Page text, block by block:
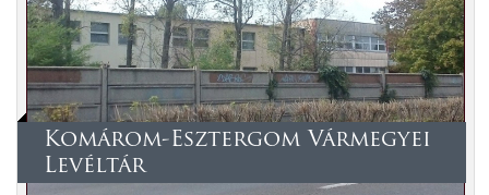
Komárom-Esztergom Vármegyei
Levéltár